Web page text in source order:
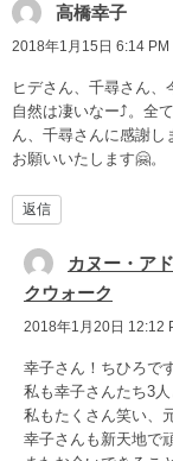
高橋幸子
2018年1月15日 6:14 PM
ヒデさん、千尋さん、
自然は凄いなー⤴️。全
ん、千尋さんに感謝し
お願いいたします🤗。
返信
カヌー・ア
クウォーク
2018年1月20日 12:12
幸子さん！ちひろで
私も幸子さんたち3
私もたくさん笑い、
幸子さんも新天地で